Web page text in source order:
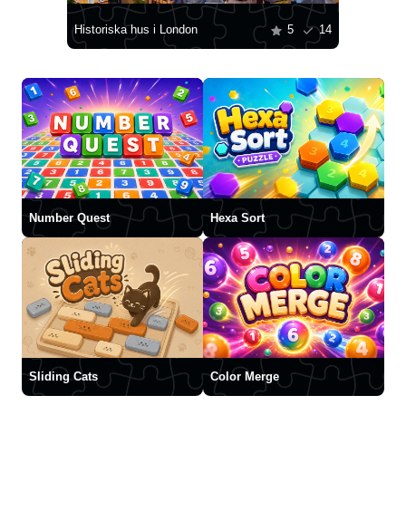
Historiska hus i London 5 14
Number Quest Hexa Sort
Sliding Cats Color Merge